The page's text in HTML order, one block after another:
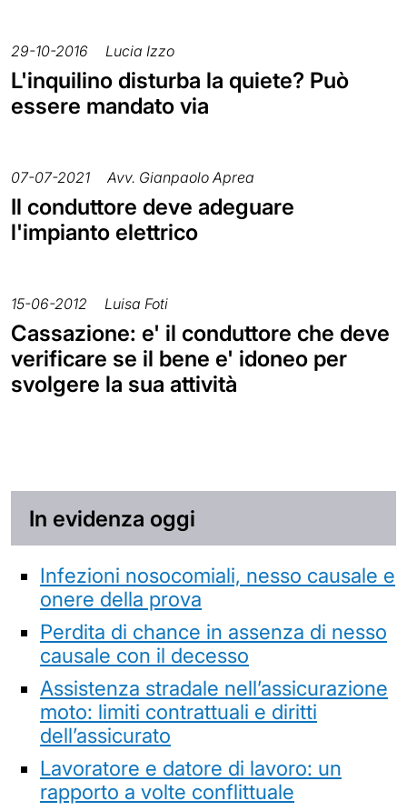
29-10-2016 Lucia Izzo
L'inquilino disturba la quiete? Può
essere mandato via
07-07-2021 Avv. Gianpaolo Aprea
Il conduttore deve adeguare
l'impianto elettrico
15-06-2012 Luisa Foti
Cassazione: e' il conduttore che deve
verificare se il bene e' idoneo per
svolgere la sua attività
In evidenza oggi
Infezioni nosocomiali, nesso causale e
onere della prova
Perdita di chance in assenza di nesso
causale con il decesso
Assistenza stradale nell’assicurazione
moto: limiti contrattuali e diritti
dell’assicurato
Lavoratore e datore di lavoro: un
rapporto a volte conflittuale